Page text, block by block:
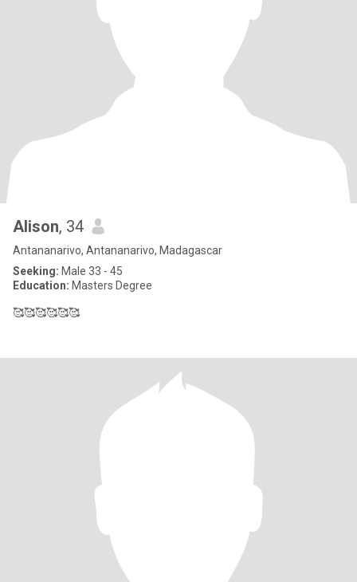
Alison, 34
Antananarivo, Antananarivo, Madagascar
Seeking: Male 33 - 45
Education: Masters Degree
🥰🥰🥰🥰🥰🥰